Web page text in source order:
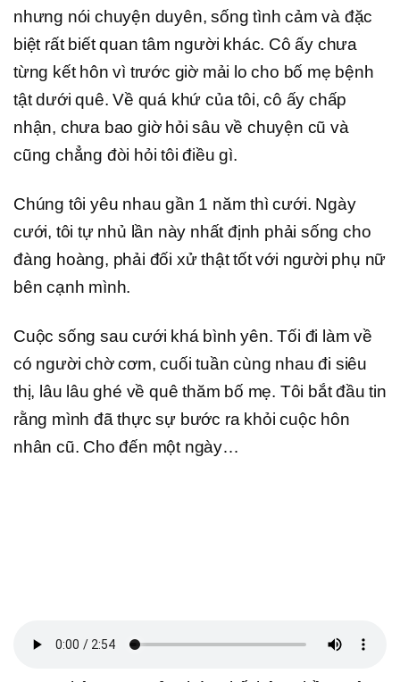
nhưng nói chuyện duyên, sống tình cảm và đặc
biệt rất biết quan tâm người khác. Cô ấy chưa
từng kết hôn vì trước giờ mải lo cho bố mẹ bệnh
tật dưới quê. Về quá khứ của tôi, cô ấy chấp
nhận, chưa bao giờ hỏi sâu về chuyện cũ và
cũng chẳng đòi hỏi tôi điều gì.
Chúng tôi yêu nhau gần 1 năm thì cưới. Ngày
cưới, tôi tự nhủ lần này nhất định phải sống cho
đàng hoàng, phải đối xử thật tốt với người phụ nữ
bên cạnh mình.
Cuộc sống sau cưới khá bình yên. Tối đi làm về
có người chờ cơm, cuối tuần cùng nhau đi siêu
thị, lâu lâu ghé về quê thăm bố mẹ. Tôi bắt đầu tin
rằng mình đã thực sự bước ra khỏi cuộc hôn
nhân cũ. Cho đến một ngày…